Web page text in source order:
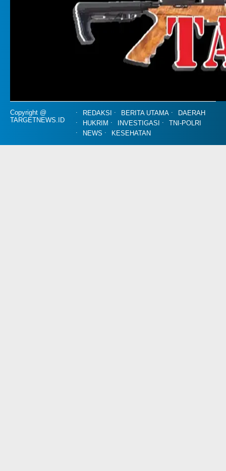
Copyright @
TARGETNEWS.ID
REDAKSI BERITA UTAMA
DAERAH
HUKRIM
INVESTIGASI
TNI-POLRI
NEWS
KESEHATAN